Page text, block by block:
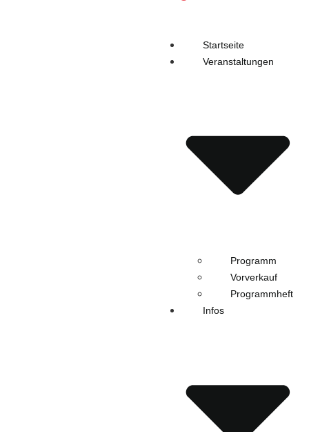
Startseite
Veranstaltungen
Programm
Vorverkauf
Programmheft
Infos